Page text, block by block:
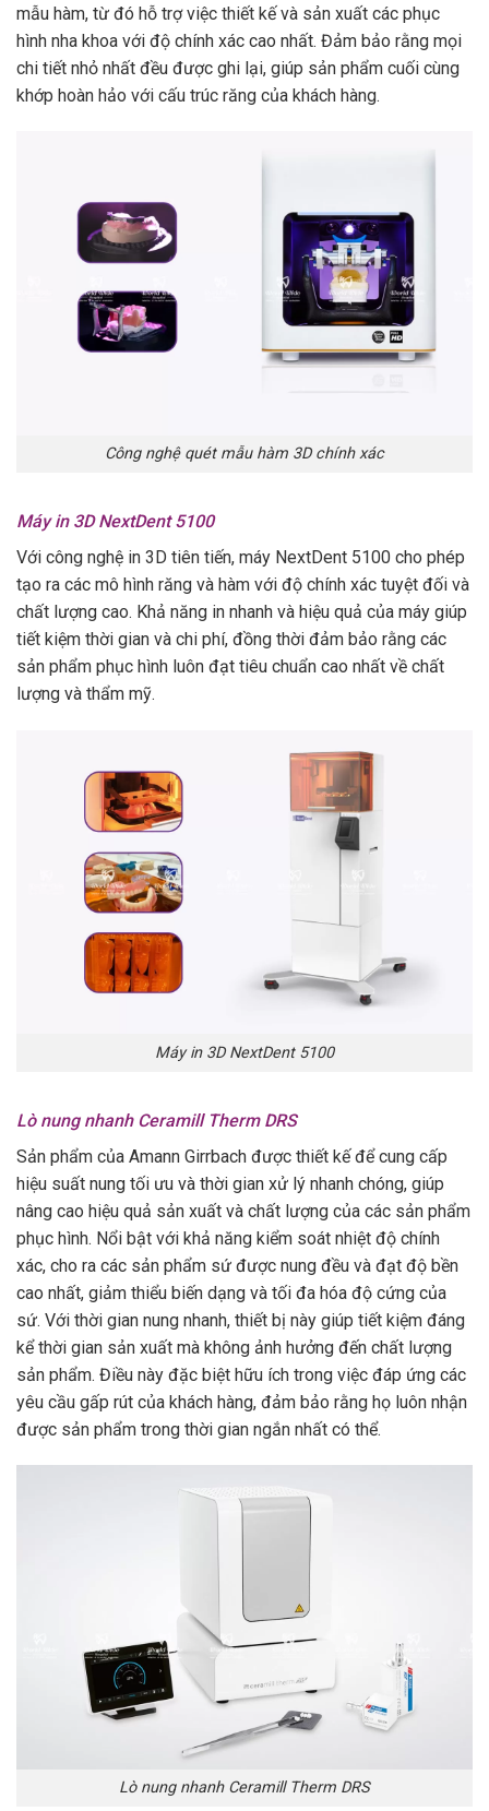
mẫu hàm, từ đó hỗ trợ việc thiết kế và sản xuất các phục
hình nha khoa với độ chính xác cao nhất. Đảm bảo rằng mọi
chi tiết nhỏ nhất đều được ghi lại, giúp sản phẩm cuối cùng
khớp hoàn hảo với cấu trúc răng của khách hàng.
Công nghệ quét mẫu hàm 3D chính xác
Máy in 3D NextDent 5100
Với công nghệ in 3D tiên tiến, máy NextDent 5100 cho phép
tạo ra các mô hình răng và hàm với độ chính xác tuyệt đối và
chất lượng cao. Khả năng in nhanh và hiệu quả của máy giúp
tiết kiệm thời gian và chi phí, đồng thời đảm bảo rằng các
sản phẩm phục hình luôn đạt tiêu chuẩn cao nhất về chất
lượng và thẩm mỹ.
Máy in 3D NextDent 5100
Lò nung nhanh Ceramill Therm DRS
Sản phẩm của Amann Girrbach được thiết kế để cung cấp
hiệu suất nung tối ưu và thời gian xử lý nhanh chóng, giúp
nâng cao hiệu quả sản xuất và chất lượng của các sản phẩm
phục hình. Nổi bật với khả năng kiểm soát nhiệt độ chính
xác, cho ra các sản phẩm sứ được nung đều và đạt độ bền
cao nhất, giảm thiểu biến dạng và tối đa hóa độ cứng của
sứ. Với thời gian nung nhanh, thiết bị này giúp tiết kiệm đáng
kể thời gian sản xuất mà không ảnh hưởng đến chất lượng
sản phẩm. Điều này đặc biệt hữu ích trong việc đáp ứng các
yêu cầu gấp rút của khách hàng, đảm bảo rằng họ luôn nhận
được sản phẩm trong thời gian ngắn nhất có thể.
Lò nung nhanh Ceramill Therm DRS